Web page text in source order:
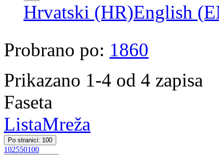
Hrvatski (HR)English
Probrano po: 1860
Prikazano 1-4 od 4 zapisa
Faseta
ListaMreža
Po stranici: 100
102550100